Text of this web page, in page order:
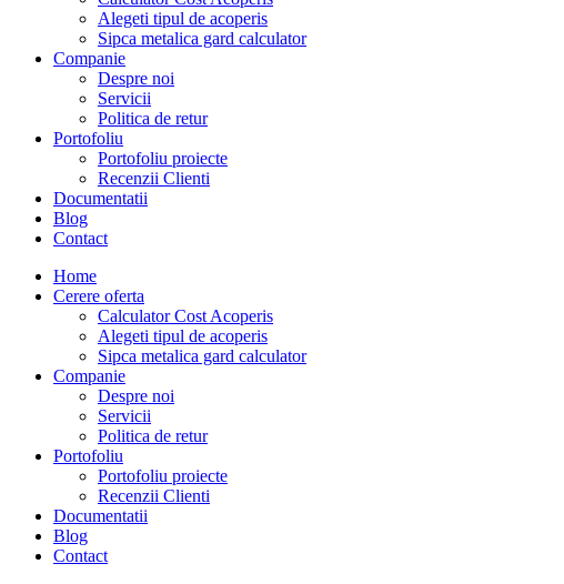
Alegeti tipul de acoperis
Sipca metalica gard calculator
Companie
Despre noi
Servicii
Politica de retur
Portofoliu
Portofoliu proiecte
Recenzii Clienti
Documentatii
Blog
Contact
Home
Cerere oferta
Calculator Cost Acoperis
Alegeti tipul de acoperis
Sipca metalica gard calculator
Companie
Despre noi
Servicii
Politica de retur
Portofoliu
Portofoliu proiecte
Recenzii Clienti
Documentatii
Blog
Contact